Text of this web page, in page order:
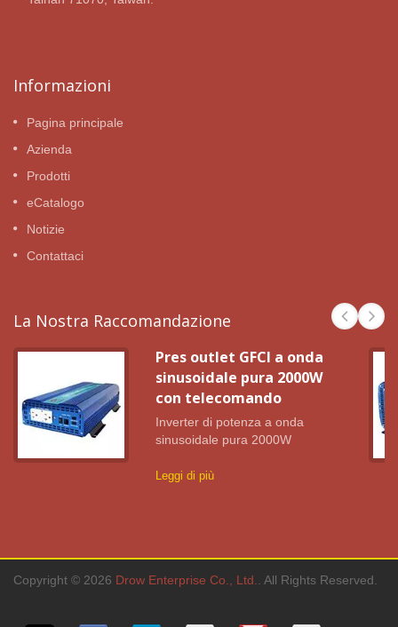
Informazioni
Pagina principale
Azienda
Prodotti
eCatalogo
Notizie
Contattaci
La Nostra Raccomandazione
Pres outlet GFCI a onda
sinusoidale pura 2000W
con telecomando
Inverter di potenza a onda
sinusoidale pura 2000W
Leggi di più
Copyright © 2026 Drow Enterprise Co., Ltd.. All Rights Reserved.